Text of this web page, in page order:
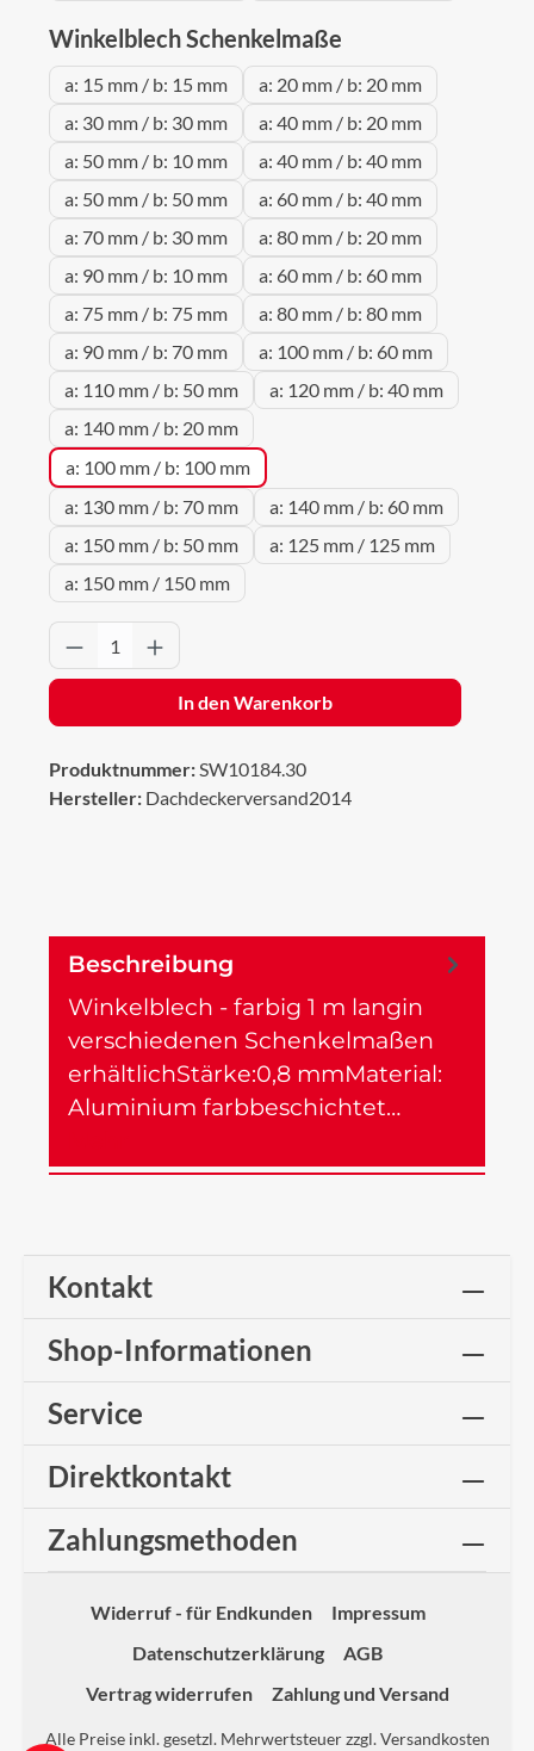
Winkelblech Schenkelmaße
a: 15 mm / b: 15 mm
a: 20 mm / b: 20 mm
a: 30 mm / b: 30 mm
a: 40 mm / b: 20 mm
a: 50 mm / b: 10 mm
a: 40 mm / b: 40 mm
a: 50 mm / b: 50 mm
a: 60 mm / b: 40 mm
a: 70 mm / b: 30 mm
a: 80 mm / b: 20 mm
a: 90 mm / b: 10 mm
a: 60 mm / b: 60 mm
a: 75 mm / b: 75 mm
a: 80 mm / b: 80 mm
a: 90 mm / b: 70 mm
a: 100 mm / b: 60 mm
a: 110 mm / b: 50 mm
a: 120 mm / b: 40 mm
a: 140 mm / b: 20 mm
a: 100 mm / b: 100 mm
a: 130 mm / b: 70 mm
a: 140 mm / b: 60 mm
a: 150 mm / b: 50 mm
a: 125 mm / 125 mm
a: 150 mm / 150 mm
Produkt Anzahl: Gib den gewünschten
In den Warenkorb
Produktnummer:SW10184.30
Hersteller: Dachdeckerversand2014
Beschreibung
Winkelblech - farbig 1 m langin
verschiedenen Schenkelmaßen
erhältlichStärke:0,8 mmMaterial:
Aluminium farbbeschichtet…
Kontakt
Shop-Informationen
Service
Direktkontakt
Zahlungsmethoden
Widerruf - für Endkunden
Impressum
Datenschutzerklärung
AGB
Vertrag widerrufen
Zahlung und Versand
Alle Preise inkl. gesetzl. Mehrwertsteuer zzgl.Versandkosten